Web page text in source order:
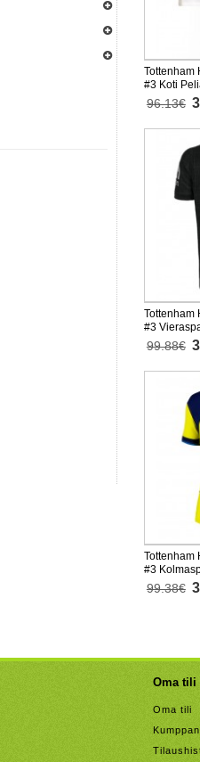
Tottenham
#3 Koti
96.13€
Tottenham
#3
99.88€
Tottenham
#3
99.38€
Oma tili
Oma tili